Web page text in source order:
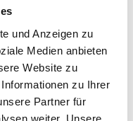
und Anzeigen zu
Medien anbieten
Website zu
zu Ihrer
Partner für
weiter. Unsere
basiert
durch 3-D CAD
der verwendeten